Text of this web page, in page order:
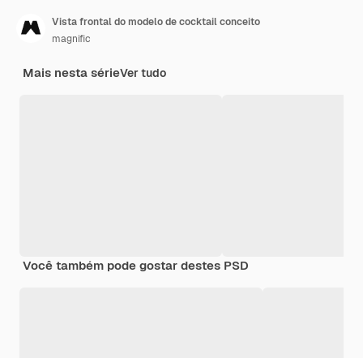
Vista frontal do modelo de cocktail conceito
magnific
Mais nesta sérieVer tudo
Você também pode gostar destes PSD